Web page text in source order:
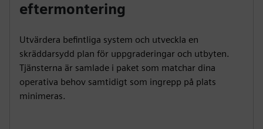
eftermontering
Utvärdera befintliga system och utveckla en
skräddarsydd plan för uppgraderingar och utbyten.
Tjänsterna är samlade i paket som matchar dina
operativa behov samtidigt som ingrepp på plats
minimeras.